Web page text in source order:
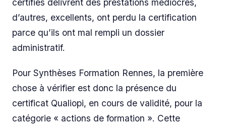
certifiés délivrent des prestations médiocres,
d’autres, excellents, ont perdu la certification
parce qu’ils ont mal rempli un dossier
administratif.
Pour Synthèses Formation Rennes, la première
chose à vérifier est donc la présence du
certificat Qualiopi, en cours de validité, pour la
catégorie « actions de formation ». Cette